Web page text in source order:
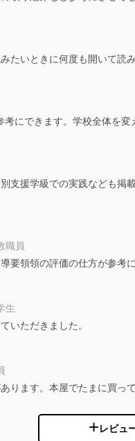
等の防止
含まれるファイルを送信す
トレビューの機会を通じて
報保護マネジメントシステ
だきます。
たいときに何度も開いて読
にできます。学校全体を変
支援学級での実践なども
職員
要領領の評価の仕方が参考に
生
いただきました。
ります。本屋でたまに買っ
レビュ